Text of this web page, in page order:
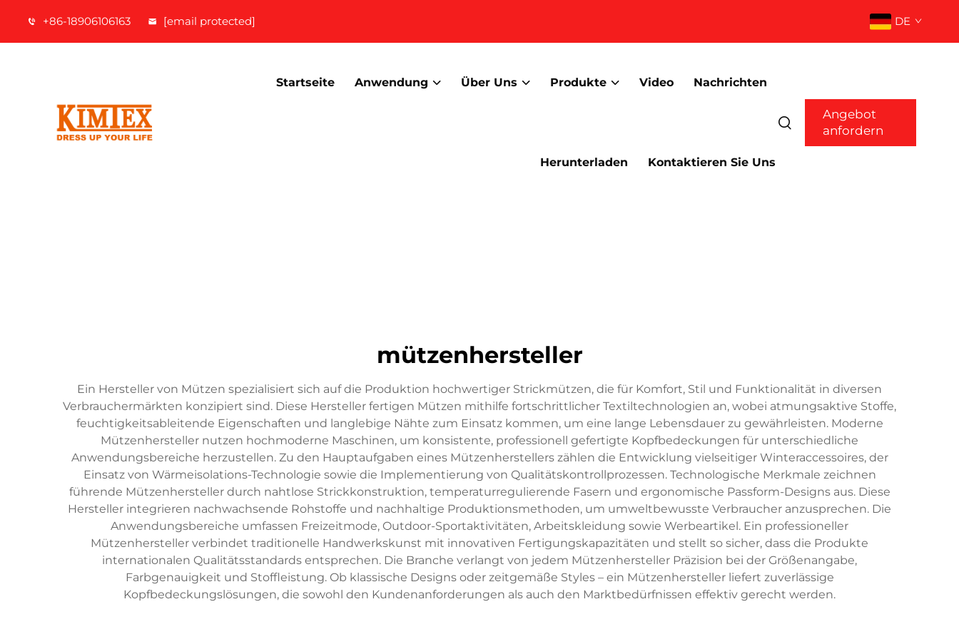
+86-18906106163 [email protected] DE
Startseite Anwendung Über Uns Produkte Video Nachrichten
Herunterladen Kontaktieren Sie Uns
Angebot
anfordern
mützenhersteller
Ein Hersteller von Mützen spezialisiert sich auf die Produktion hochwertiger Strickmützen, die für Komfort, Stil und Funktionalität in diversen
Verbrauchermärkten konzipiert sind. Diese Hersteller fertigen Mützen mithilfe fortschrittlicher Textiltechnologien an, wobei atmungsaktive Stoffe,
feuchtigkeitsableitende Eigenschaften und langlebige Nähte zum Einsatz kommen, um eine lange Lebensdauer zu gewährleisten. Moderne
Mützenhersteller nutzen hochmoderne Maschinen, um konsistente, professionell gefertigte Kopfbedeckungen für unterschiedliche
Anwendungsbereiche herzustellen. Zu den Hauptaufgaben eines Mützenherstellers zählen die Entwicklung vielseitiger Winteraccessoires, der
Einsatz von Wärmeisolations-Technologie sowie die Implementierung von Qualitätskontrollprozessen. Technologische Merkmale zeichnen
führende Mützenhersteller durch nahtlose Strickkonstruktion, temperaturregulierende Fasern und ergonomische Passform-Designs aus. Diese
Hersteller integrieren nachwachsende Rohstoffe und nachhaltige Produktionsmethoden, um umweltbewusste Verbraucher anzusprechen. Die
Anwendungsbereiche umfassen Freizeitmode, Outdoor-Sportaktivitäten, Arbeitskleidung sowie Werbeartikel. Ein professioneller
Mützenhersteller verbindet traditionelle Handwerkskunst mit innovativen Fertigungskapazitäten und stellt so sicher, dass die Produkte
internationalen Qualitätsstandards entsprechen. Die Branche verlangt von jedem Mützenhersteller Präzision bei der Größenangabe,
Farbgenauigkeit und Stoffleistung. Ob klassische Designs oder zeitgemäße Styles – ein Mützenhersteller liefert zuverlässige
Kopfbedeckungslösungen, die sowohl den Kundenanforderungen als auch den Marktbedürfnissen effektiv gerecht werden.